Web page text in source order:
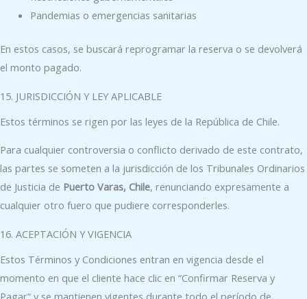
Pandemias o emergencias sanitarias
En estos casos, se buscará reprogramar la reserva o se devolverá
el monto pagado.
15. JURISDICCIÓN Y LEY APLICABLE
Estos términos se rigen por las leyes de la República de Chile.
Para cualquier controversia o conflicto derivado de este contrato,
las partes se someten a la jurisdicción de los Tribunales Ordinarios
de Justicia de Puerto Varas, Chile, renunciando expresamente a
cualquier otro fuero que pudiere corresponderles.
16. ACEPTACIÓN Y VIGENCIA
Estos Términos y Condiciones entran en vigencia desde el
momento en que el cliente hace clic en “Confirmar Reserva y